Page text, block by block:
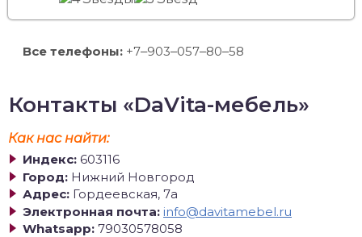
Все телефоны: +7‒903‒057‒80‒58
Контакты «DaVita-мебель»
Как нас найти:
Индекс: 603116
Город: Нижний Новгород
Адрес: Гордеевская, 7а
Электронная почта: info@davitamebel.ru
Whatsapp: 79030578058